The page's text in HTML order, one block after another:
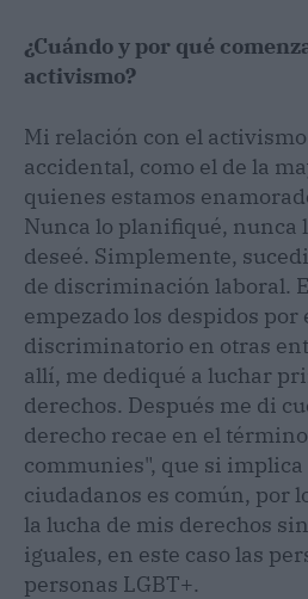
¿Cuándo y por qué
activismo?
Mi relación con el
accidental, como el de la
quienes estamos
Nunca lo planifiqué, nunca
deseé. Simplemente,
de discriminación laboral.
empezado los despidos
discriminatorio en otras
allí, me dediqué a luchar
derechos. Después me di
derecho recae en el
communies", que si implica
ciudadanos es común, por
la lucha de mis derechos
iguales, en este caso las
personas LGBT+.